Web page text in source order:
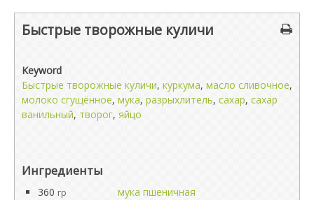
Быстрые творожные куличи
Keyword
Быстрые творожные куличи, куркума, масло сливочное,
молоко сгущённое, мука, разрыхлитель, сахар, сахар
ванильный, творог, яйцо
Ингредиенты
360 гр
мука пшеничная